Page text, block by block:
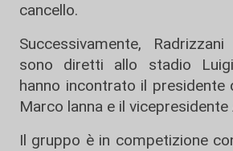
cancello.
Successivamente,
sono diretti allo stadio
hanno incontrato il presidente
Marco lanna e il
Il gruppo è in competizione